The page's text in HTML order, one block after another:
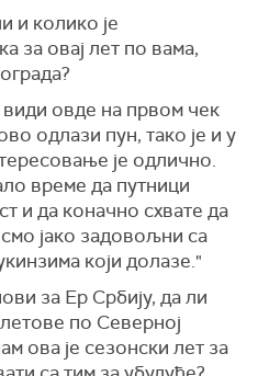
и колико је
за овај лет по вама,
овде на првом чек
одлази пун, тако је и у
је одлично.
време да путници
и да коначно схвате да
јако задовољни са
који долазе."
за Ер Србију, да ли
по Северној
ова је сезонски лет за